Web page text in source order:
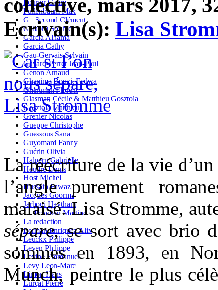
Fourier Claire
Fullenbaum Max
G_ Second Clément
Galabru Sophie
Garcia Alhama
Garcia Cathy
Gau-Gervais Sylvain
Gavard-Perret Jean-Paul
Genon Arnaud
Ghanima Bouzit Fedwa
Ghertman Florent
Glasman Cécile & Matthieu Gosztola
Gosztola Matthieu
Grenier Nicolas
Gueppe Christophe
Guessous Sana
Guyomard Fanny
Guérin Olivia
Halpern Gabrielle
Heudré Denis
Host Michel
Hussain Fawaz
Jacques Goorma
Jarboui Haytham
L_ Petauton Martine
La redaction
Lerman Enriquez Alix
Leuckx Philippe
Leven Philippe
Levine Emmanuel
Levy Leon-Marc
Limon Hans
Lurçat Pierre
collective, mars 2017,
Ecrivain(s): Lisa
La réécriture de la vie
l’angle purement
malaisé. Lisa Stromme,
sépare, se sort avec brio
sommes en 1893, en
Munch, peintre le plus